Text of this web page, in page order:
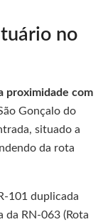
no
proximidade com
Gonçalo do
situado a
da rota
101 duplicada
da RN-063 (Rota